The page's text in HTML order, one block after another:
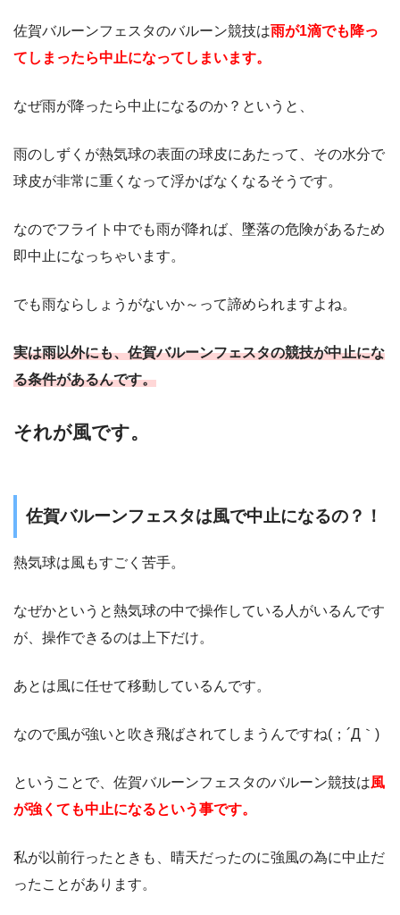
佐賀バルーンフェスタのバルーン競技は雨が1滴でも降っ
てしまったら中止になってしまいます。
なぜ雨が降ったら中止になるのか？というと、
雨のしずくが熱気球の表面の球皮にあたって、その水分で
球皮が非常に重くなって浮かばなくなるそうです。
なのでフライト中でも雨が降れば、墜落の危険があるため
即中止になっちゃいます。
でも雨ならしょうがないか～って諦められますよね。
実は雨以外にも、佐賀バルーンフェスタの競技が中止にな
る条件があるんです。
それが風です。
佐賀バルーンフェスタは風で中止になるの？！
熱気球は風もすごく苦手。
なぜかというと熱気球の中で操作している人がいるんです
が、操作できるのは上下だけ。
あとは風に任せて移動しているんです。
なので風が強いと吹き飛ばされてしまうんですね(；´Д｀)
ということで、佐賀バルーンフェスタのバルーン競技は風
が強くても中止になるという事です。
私が以前行ったときも、晴天だったのに強風の為に中止だ
ったことがあります。